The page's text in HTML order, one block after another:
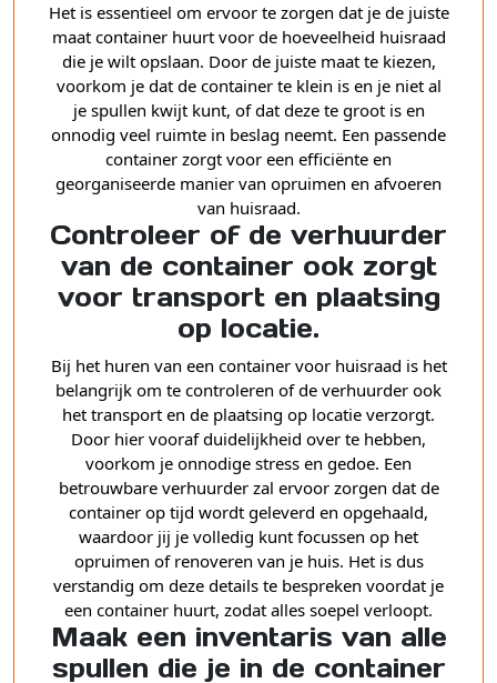
Het is essentieel om ervoor te zorgen dat je de juiste
maat container huurt voor de hoeveelheid huisraad
die je wilt opslaan. Door de juiste maat te kiezen,
voorkom je dat de container te klein is en je niet al
je spullen kwijt kunt, of dat deze te groot is en
onnodig veel ruimte in beslag neemt. Een passende
container zorgt voor een efficiënte en
georganiseerde manier van opruimen en afvoeren
van huisraad.
Controleer of de verhuurder
van de container ook zorgt
voor transport en plaatsing
op locatie.
Bij het huren van een container voor huisraad is het
belangrijk om te controleren of de verhuurder ook
het transport en de plaatsing op locatie verzorgt.
Door hier vooraf duidelijkheid over te hebben,
voorkom je onnodige stress en gedoe. Een
betrouwbare verhuurder zal ervoor zorgen dat de
container op tijd wordt geleverd en opgehaald,
waardoor jij je volledig kunt focussen op het
opruimen of renoveren van je huis. Het is dus
verstandig om deze details te bespreken voordat je
een container huurt, zodat alles soepel verloopt.
Maak een inventaris van alle
spullen die je in de container